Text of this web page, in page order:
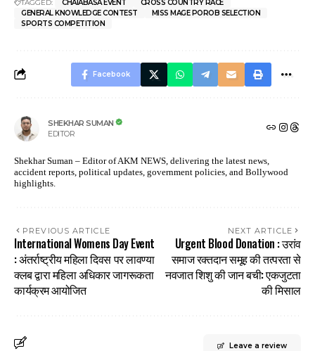
TAGGED: CHAIABASA EVENT
CROSS COUNTRY RACE
GENERAL KNOWLEDGE CONTEST
MISS MAGE POROB SELECTION
SPORTS COMPETITION
Facebook
SHEKHAR SUMAN
EDITOR
Shekhar Suman – Editor of AKM NEWS, delivering the latest news,
accident reports, political updates, government policies, and Bollywood
highlights.
PREVIOUS ARTICLE
International Womens Day Event
: अंतर्राष्ट्रीय महिला दिवस पर लावण्या
क्लब द्वारा महिला अधिकार जागरूकता
कार्यक्रम आयोजित
NEXT ARTICLE
Urgent Blood Donation : उरांव
समाज रक्तदान समूह की तत्परता से
नवजात शिशु की जान बची: एकजुटता
की मिसाल
Leave a review